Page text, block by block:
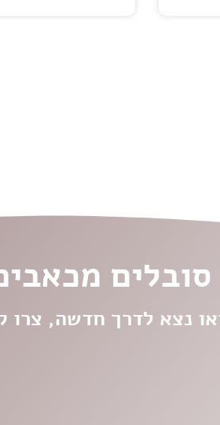
סובלים
נצא לדרך חדשה, צרו